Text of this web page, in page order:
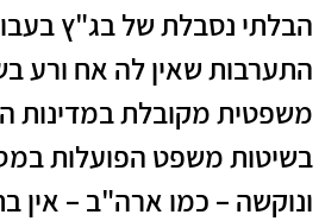
הבלתי נסבלת של בג"ץ
התערבות שאין לה אח ורע
משפטית מקובלת במדינות
בשיטות משפט הפועלות
ונוקשה – כמו ארה"ב – אין